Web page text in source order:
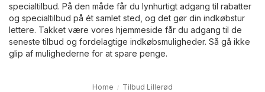
specialtilbud. På den måde får du lynhurtigt adgang til rabatter
og specialtilbud på ét samlet sted, og det gør din indkøbstur
lettere. Takket være vores hjemmeside får du adgang til de
seneste tilbud og fordelagtige indkøbsmuligheder. Så gå ikke
glip af mulighederne for at spare penge.
Home Tilbud Lillerød